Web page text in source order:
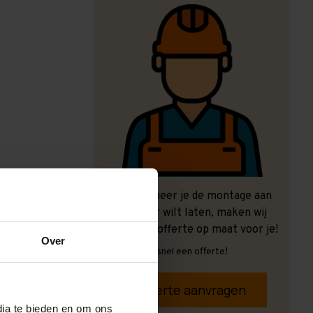
Over
te bieden en om ons
Ook wanneer je de montage aan
ons over wilt laten, maken wij
graag een offerte op maat voor je!
Vrijblijvend, snel een offerte!
Offerte aanvragen